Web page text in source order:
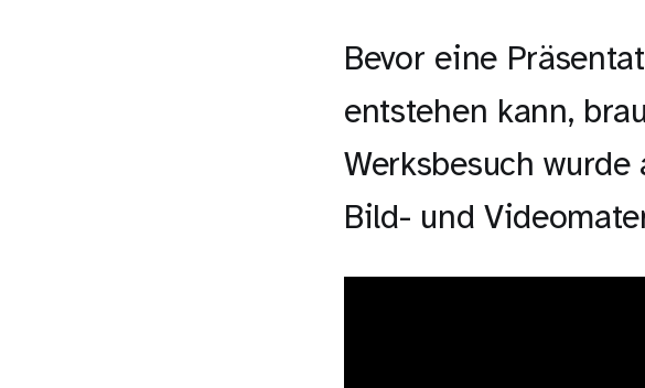
Bevor eine
entstehen kann,
Werksbesuch
Bild- und